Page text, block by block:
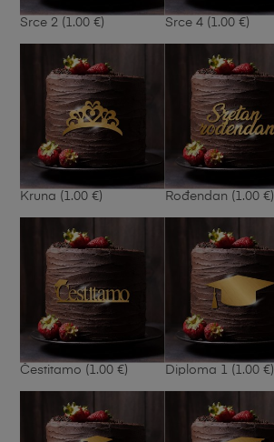
Srce 2 (1.00 €) Srce 4 (1.00 €)
Kruna (1.00 €) Rođendan (1.00 €)
Čestitamo (1.00 €) Diploma 1 (1.00 €)